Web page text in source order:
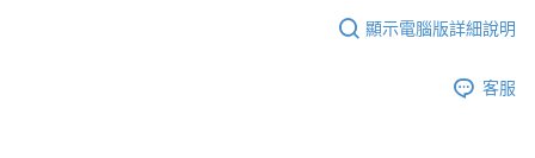
顯示電腦版詳細說明
客服